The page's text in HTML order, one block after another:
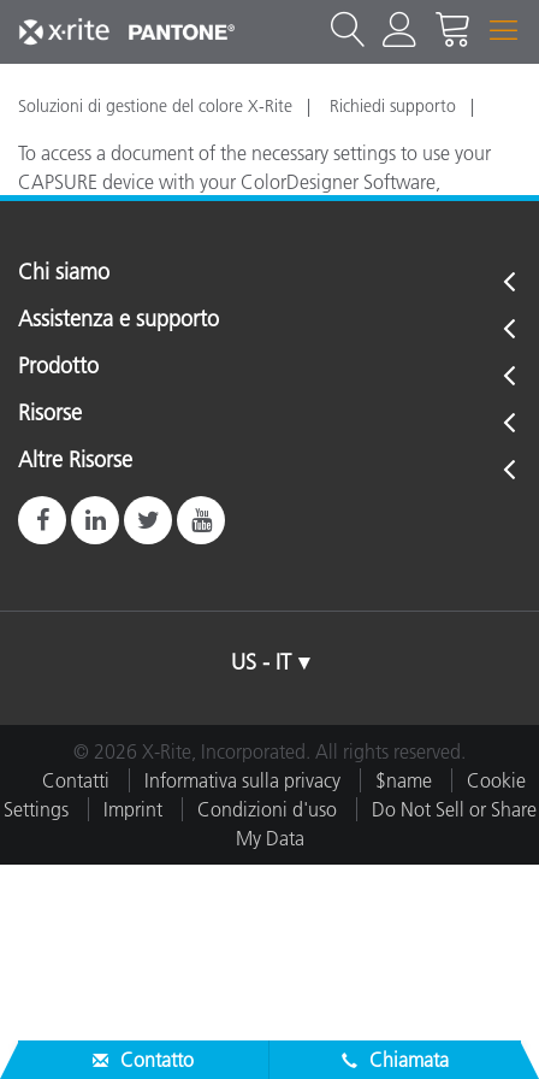
Soluzioni di gestione del colore X-Rite Richiedi supporto
To access a document of the necessary settings to use your
CAPSURE device with your ColorDesigner Software,
Chi siamo
Assistenza e supporto
Prodotto
Risorse
Altre Risorse
US - IT
© 2026 X-Rite, Incorporated. All rights reserved.
Contatti
Informativa sulla privacy $name
Cookie
Settings
Imprint Condizioni d'uso
Do Not Sell or Share
My Data
Contatto Chiamata